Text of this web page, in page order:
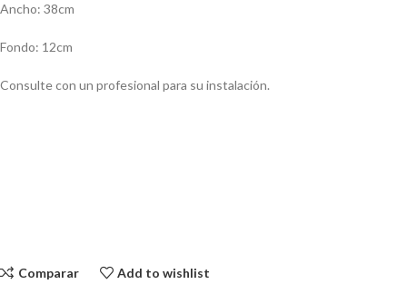
Ancho: 38cm
Fondo: 12cm
Consulte con un profesional para su instalación.
Comparar Add to wishlist